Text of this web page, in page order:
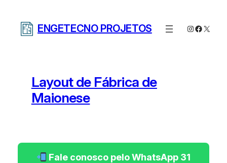
ENGETECNO PROJETOS Instagram
X
Layout de Fábrica de
Maionese
Fale conosco pelo WhatsApp 31